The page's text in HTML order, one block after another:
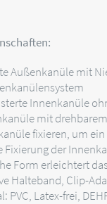
Außenkanüle mit
Innenkanüle
mit
fixieren, um
Fixierung der
Form erleichtert
Halteband, Clip-
PVC, Latex-frei,